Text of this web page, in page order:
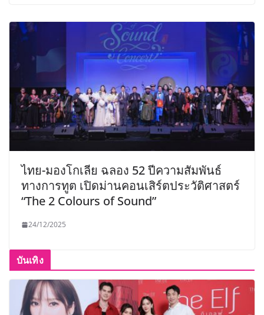
ไทย-มองโกเลีย ฉลอง 52 ปีความสัมพันธ์
ทางการทูต เปิดม่านคอนเสิร์ตประวัติศาสตร์
“The 2 Colours of Sound”
24/12/2025
บันเทิง